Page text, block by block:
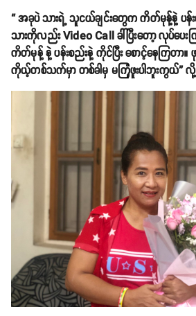
“ အခုပဲ သားရဲ့ သူငယ်ချင်းတွေက ကိတ်မုန့်နဲ့ ပန်
သားကိုလည်း Video Call ခါ်ပြီးတော့ လုပ်ပေး
ကိတ်မုန့် နဲ့ ပန်းစည်းနဲ့ ကိုင်ပြီး စောင့်နေကြတာ
ကိုယ့်တစ်သက်မှာ တစ်ခါမှ မကြုံဖူးပါဘူးကွယ်”